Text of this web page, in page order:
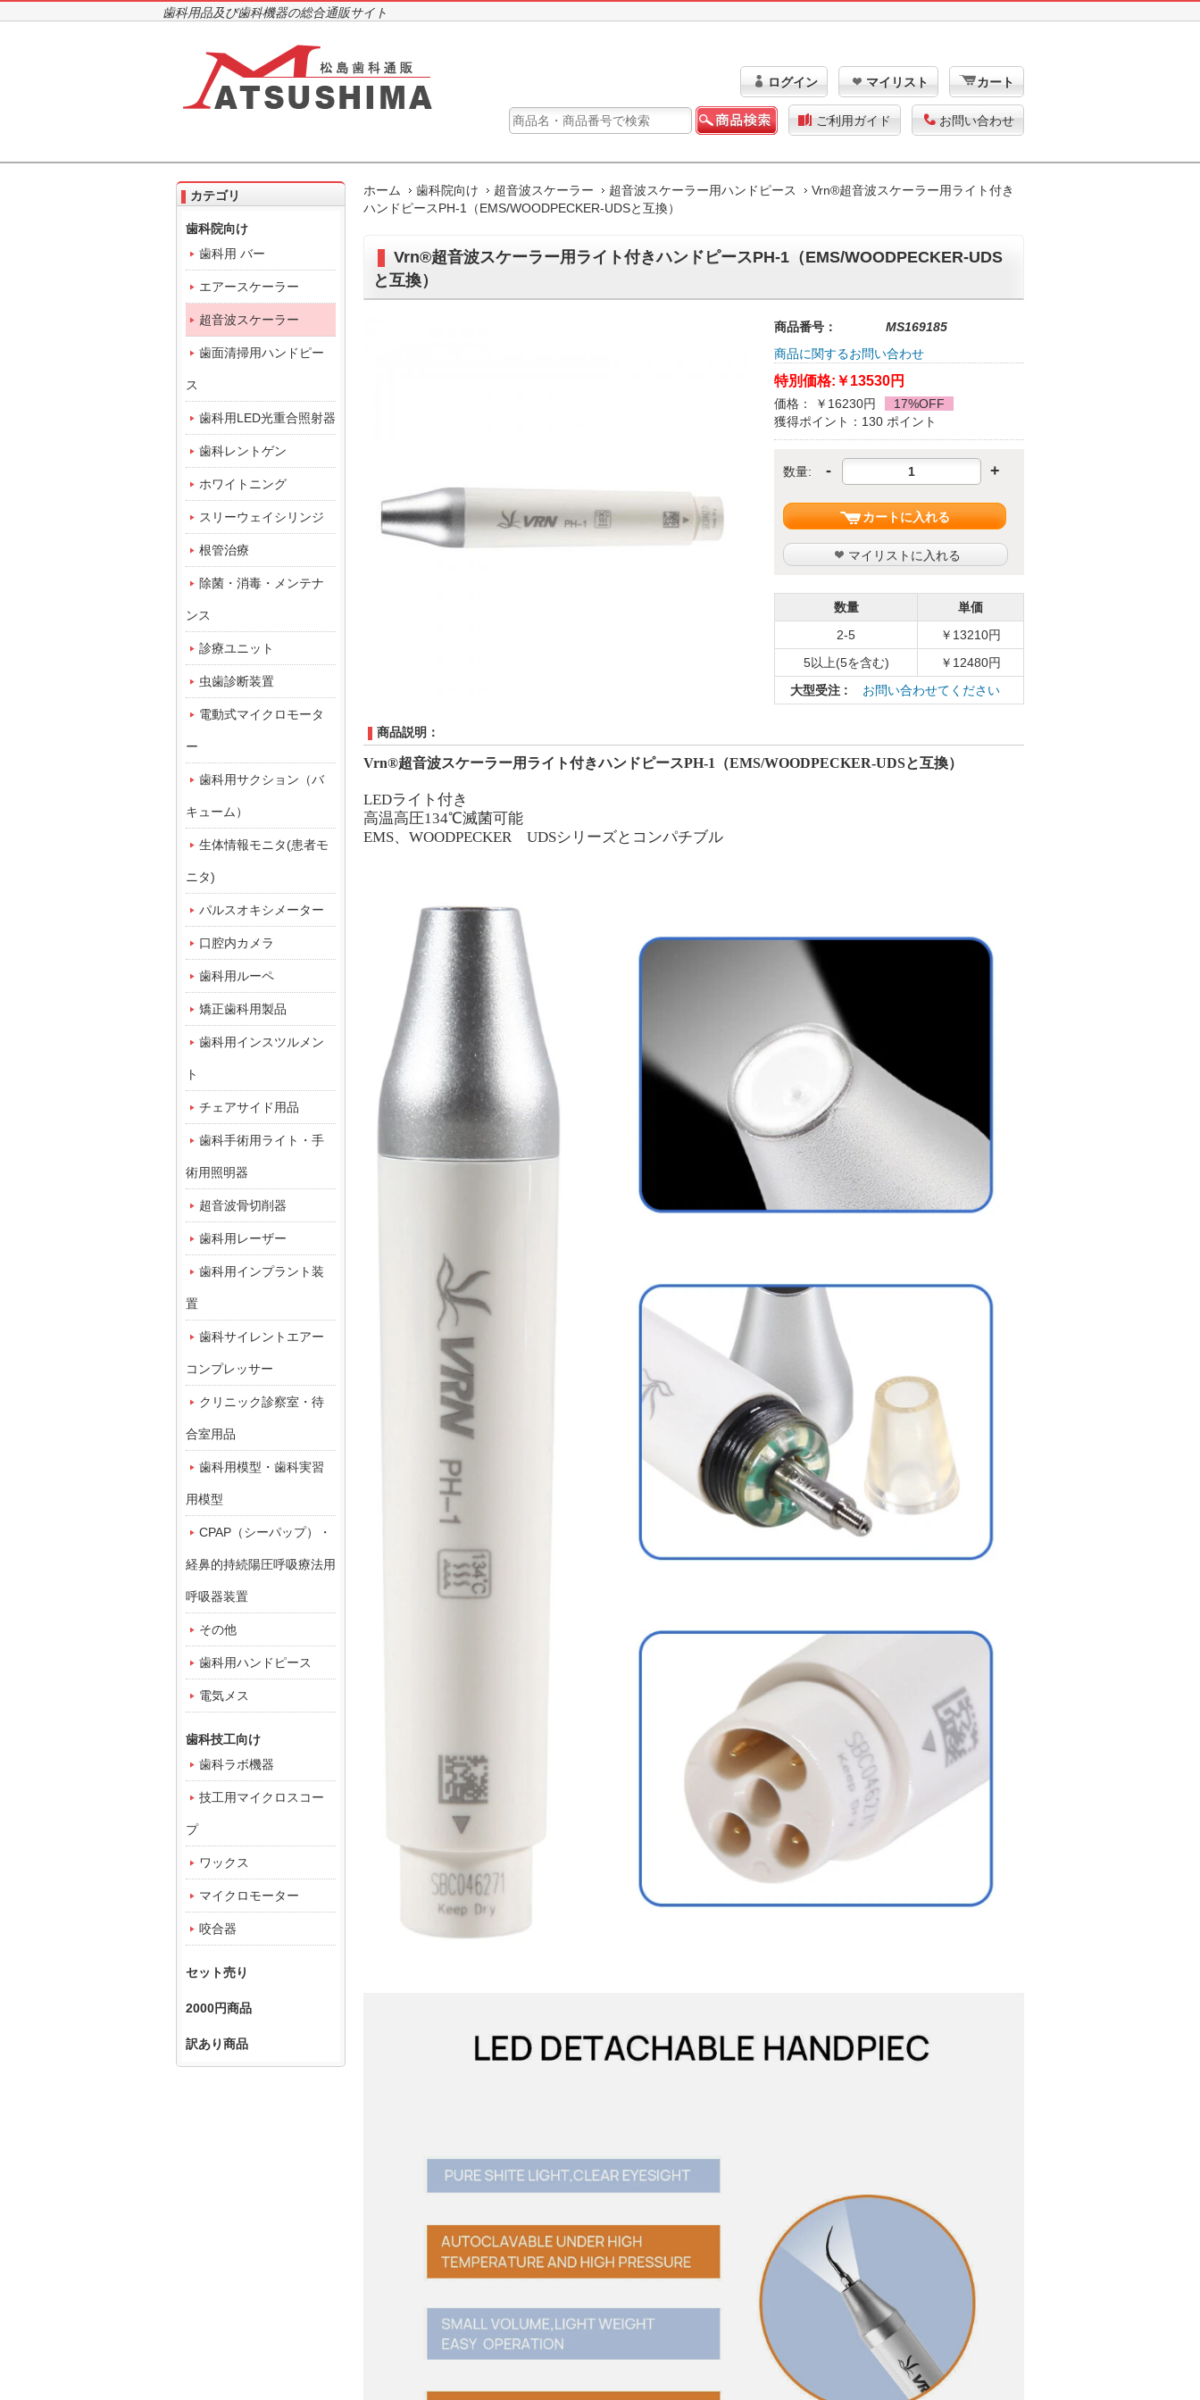
歯科用品及び歯科機器の総合通販サイト
ログイン マイリスト カート
ご利用ガイド お問い合わせ
ホーム 歯科院向け 超音波スケーラー 超音波スケーラー用ハンドピース
Vrn®超音波スケーラー用ライト付き
ハンドピースPH-1（EMS/WOODPECKER-UDSと互換）
Vrn®超音波スケーラー用ライト付きハンドピースPH-1（EMS/WOODPECKER-UDS
と互換）
商品番号：
MS169185
商品に関するお問い合わせ
特別価格: ￥13530円
価格： ￥16230円
17%OFF
獲得ポイント：130 ポイント
数量: - +
カートに入れる
マイリストに入れる
数量
単価
2-5
￥13210円
5以上(5を含む)
￥12480円
大型受注 : お問い合わせてください
商品説明：
Vrn®超音波スケーラー用ライト付きハンドピースPH-1 （EMS/WOODPECKER-UDSと互換）
LEDライト付き
高温高圧134℃滅菌可能
EMS、WOODPECKER UDSシリーズとコンパチブル
カテゴリ
歯科院向け
歯科用 バー
エアースケーラー
超音波スケーラー
歯面清掃用ハンドピー
ス
歯科用LED光重合照射器
歯科レントゲン
ホワイトニング
スリーウェイシリンジ
根管治療
除菌・消毒・メンテナ
ンス
診療ユニット
虫歯診断装置
電動式マイクロモータ
ー
歯科用サクション（バ
キューム）
生体情報モニタ(患者モ
ニタ)
パルスオキシメーター
口腔内カメラ
歯科用ルーペ
矯正歯科用製品
歯科用インスツルメン
ト
チェアサイド用品
歯科手術用ライト・手
術用照明器
超音波骨切削器
歯科用レーザー
歯科用インプラント装
置
歯科サイレントエアー
コンプレッサー
クリニック診察室・待
合室用品
歯科用模型・歯科実習
用模型
CPAP（シーパップ）・
経鼻的持続陽圧呼吸療法用
呼吸器装置
その他
歯科用ハンドピース
電気メス
歯科技工向け
歯科ラボ機器
技工用マイクロスコー
プ
ワックス
マイクロモーター
咬合器
セット売り
2000円商品
訳あり商品